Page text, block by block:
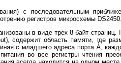
с последовательным
регистров микросхемы DS2450.
в виде трех 8-байт страниц.
содержит область памяти, где
с младшего адреса порта А,
во все регистры чтения